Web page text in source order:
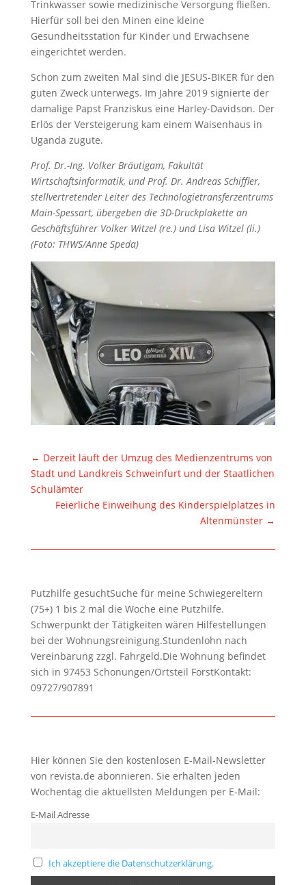
Trinkwasser sowie medizinische Versorgung fließen.
Hierfür soll bei den Minen eine kleine
Gesundheitsstation für Kinder und Erwachsene
eingerichtet werden.
Schon zum zweiten Mal sind die JESUS-BIKER für den
guten Zweck unterwegs. Im Jahre 2019 signierte der
damalige Papst Franziskus eine Harley-Davidson. Der
Erlös der Versteigerung kam einem Waisenhaus in
Uganda zugute.
Prof. Dr.-Ing. Volker Bräutigam, Fakultät
Wirtschaftsinformatik, und Prof. Dr. Andreas Schiffler,
stellvertretender Leiter des Technologietransferzentrums
Main-Spessart, übergeben die 3D-Druckplakette an
Geschäftsführer Volker Witzel (re.) und Lisa Witzel (li.)
(Foto: THWS/Anne Speda)
← Derzeit läuft der Umzug des Medienzentrums von
Stadt und Landkreis Schweinfurt und der Staatlichen
Schulämter
Feierliche Einweihung des Kinderspielplatzes in
Altenmünster →
Putzhilfe gesuchtSuche für meine Schwiegereltern
(75+) 1 bis 2 mal die Woche eine Putzhilfe.
Schwerpunkt der Tätigkeiten wären Hilfestellungen
bei der Wohnungsreinigung.Stundenlohn nach
Vereinbarung zzgl. Fahrgeld.Die Wohnung befindet
sich in 97453 Schonungen/Ortsteil ForstKontakt:
09727/907891
Hier können Sie den kostenlosen E-Mail-Newsletter
von revista.de abonnieren. Sie erhalten jeden
Wochentag die aktuellsten Meldungen per E-Mail:
E-Mail Adresse
Ich akzeptiere die Datenschutzerklärung.